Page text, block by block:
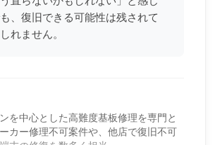
、復旧できる可能性は残されて
れません。
を中心とした高難度基板修理を専門と
カー修理不可案件や、他店で復旧不可